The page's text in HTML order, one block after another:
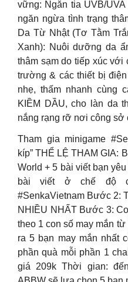
vững: Ngăn tia UVB/
ngăn ngừa tình trạng
Da Từ Nhật (Tơ Tằm
Xanh): Nuôi dưỡng da
thâm sạm do tiếp xúc với
trường & các thiết bị
nhẹ, thấm nhanh cùng
KIỀM DẦU, cho làn da
nắng rạng rỡ nơi công sở
Tham gia minigame
kíp” THỂ LỆ THAM GIA:
World + 5 bài viết bạn
bài viết ở chế độ
#SenkaVietnam Bước 2:
NHIỀU NHẤT Bước 3:
theo 1 con số may mắn
ra 5 bạn may mắn nhất
phần quà mỗi phần 1
giá 209k Thời gian: